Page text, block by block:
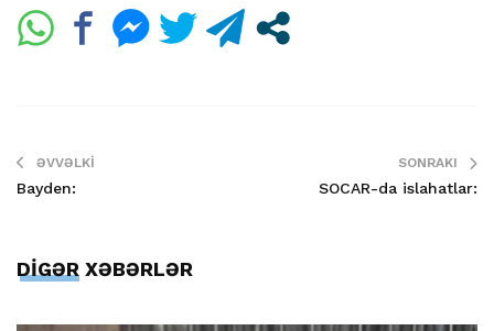
ƏVVƏLKI
Bayden:
SONRAKI
SOCAR-da islahatlar:
DİGƏR XƏBƏRLƏR